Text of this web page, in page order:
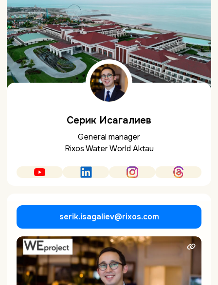
Серик Исагалиев
General manager
Rixos Water World Aktau
serik.isagaliev@rixos.com